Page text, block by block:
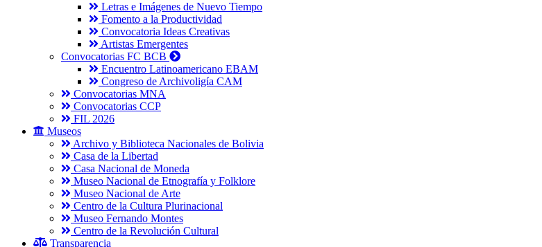
Letras e Imágenes de Nuevo Tiempo
Fomento a la Productividad
Convocatoria Ideas Creativas
Artistas Emergentes
Convocatorias FC BCB
Encuentro Latinoamericano EBAM
Congreso de Archivoligía CAM
Convocatorias MNA
Convocatorias CCP
FIL 2026
Museos
Archivo y Biblioteca Nacionales de Bolivia
Casa de la Libertad
Casa Nacional de Moneda
Museo Nacional de Etnografía y Folklore
Museo Nacional de Arte
Centro de la Cultura Plurinacional
Museo Fernando Montes
Centro de la Revolución Cultural
Transparencia